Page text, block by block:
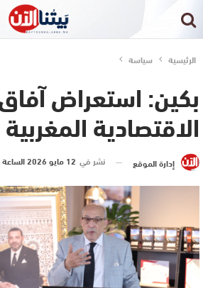
الرئيسية سياسة
بكين: استعراض
الاقتصادية
إدارة الموقع نشر في 12 مايو 2026 الساعة 15 و 14 دقيقة